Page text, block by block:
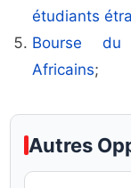
étudiants
Bourse du
Africains;
Autres